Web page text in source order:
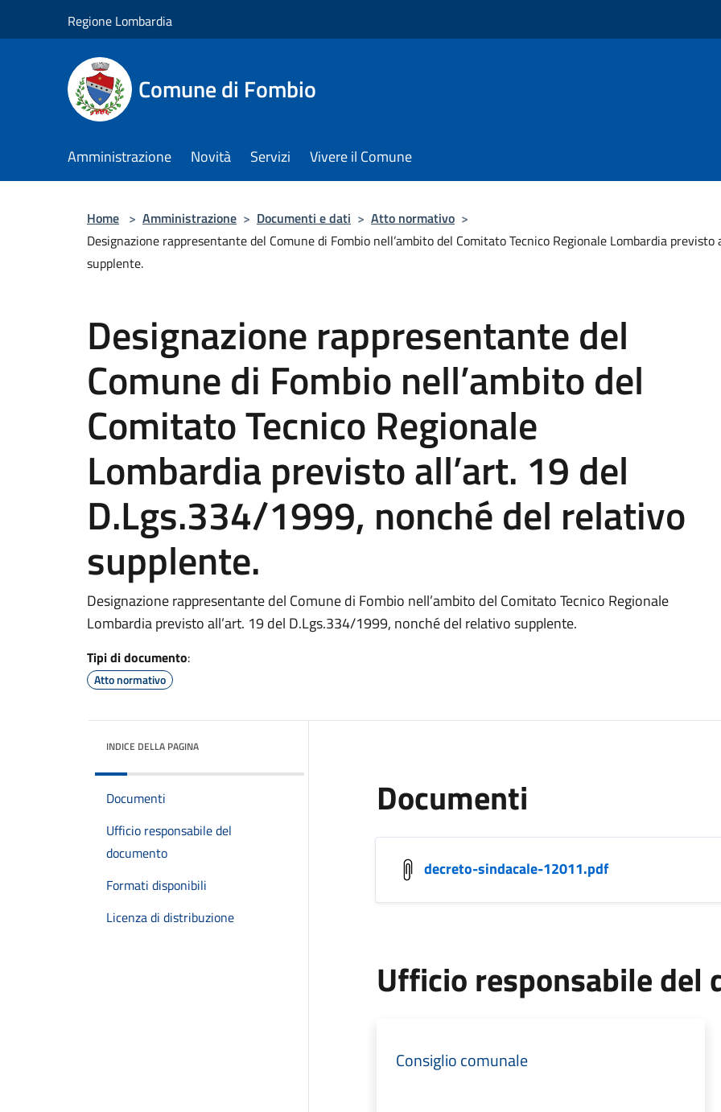
Regione Lombardia
Comune di Fombio
Amministrazione Novità Servizi Vivere il Comune
Home > Amministrazione > Documenti e dati > Atto normativo >
Designazione rappresentante del Comune di Fombio nell’ambito del Comitato Tecnico Regionale Lombardia
supplente.
Designazione rappresentante del
Comune di Fombio nell’ambito del
Comitato Tecnico Regionale
Lombardia previsto all’art. 19 del
D.Lgs.334/1999, nonché del relativo
supplente.
Designazione rappresentante del Comune di Fombio nell’ambito del Comitato Tecnico Regionale
Lombardia previsto all’art. 19 del D.Lgs.334/1999, nonché del relativo supplente.
Tipi di documento:
Atto normativo
INDICE DELLA PAGINA
Documenti
Ufficio responsabile del
documento
Formati disponibili
Licenza di distribuzione
Documenti
decreto-sindacale-12011.pdf
Ufficio responsabile del
Consiglio comunale